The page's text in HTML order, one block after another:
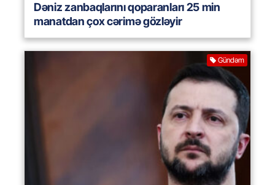
Dəniz zanbaqlarını qoparanları 25 min
manatdan çox cərimə gözləyir
Gündəm